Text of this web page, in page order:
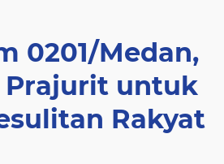
0201/Medan,
Prajurit untuk
Rakyat